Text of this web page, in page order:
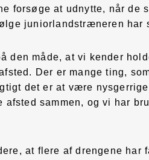
forsøge at udnytte, når de
juniorlandstræneren har
den måde, at vi kender
Der er mange ting,
det er at være
sammen, og vi har
at flere af drengene har